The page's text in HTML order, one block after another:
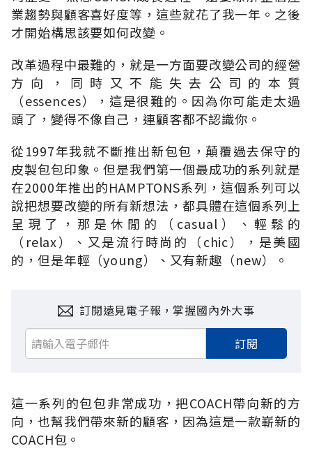
業趨勢與顧客喜好度等，這些就花了我一年。之後
才開始構思該要如何改變。
改革過程中最難的，就是一方面要改變公司的經營
方向，同時又不能失去公司的本質
（essences），這是很難的。因為你可能走太過
頭了，變得不像自己，連顧客都不認識你。
從1997年我就不斷推出新包包，顛覆過去保守的
皮製包包印象。但是我們第一個最成功的系列就是
在2000年推出的HAMPTONS系列，這個系列可以
說把想要改變的所有新想法，都具體在這個系列上
呈現了，那是休閒的（casual）、輕鬆的
（relax）、又是流行時尚的（chic），是美國
的，但是年輕（young）、又有新趣（new）。
訂閱遠見電子報，掌握國內外大事
訂閱
這一系列的包包非常成功，把COACH帶向新的方
向，也幫我們帶來新的顧客，因為這是一款嶄新的
COACH包。